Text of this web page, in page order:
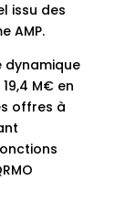
issu des
AMP.
dynamique
M€ en
offres à